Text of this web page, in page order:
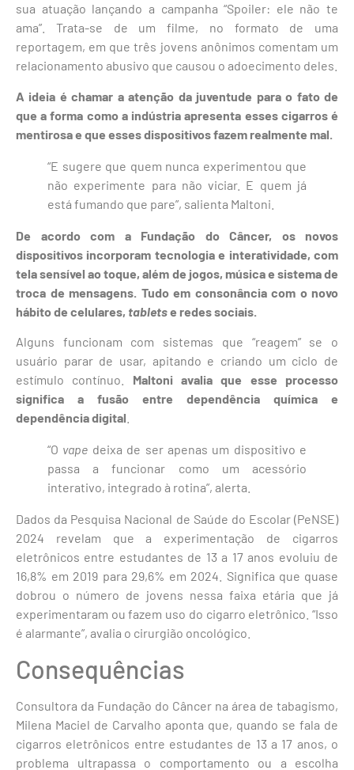
sua atuação lançando a campanha “Spoiler: ele não te
ama”. Trata-se de um filme, no formato de uma
reportagem, em que três jovens anônimos comentam um
relacionamento abusivo que causou o adoecimento deles.
A ideia é chamar a atenção da juventude para o fato de
que a forma como a indústria apresenta esses cigarros é
mentirosa e que esses dispositivos fazem realmente mal.
“E sugere que quem nunca experimentou que
não experimente para não viciar. E quem já
está fumando que pare”, salienta Maltoni.
De acordo com a Fundação do Câncer, os novos
dispositivos incorporam tecnologia e interatividade, com
tela sensível ao toque, além de jogos, música e sistema de
troca de mensagens. Tudo em consonância com o novo
hábito de celulares, tabletse redes sociais.
Alguns funcionam com sistemas que “reagem” se o
usuário parar de usar, apitando e criando um ciclo de
estímulo contínuo. Maltoni avalia que esse processo
significa a fusão entre dependência química e
dependência digital
“O vape deixa de ser apenas um dispositivo e
passa a funcionar como um acessório
interativo, integrado à rotina”, alerta.
Dados da Pesquisa Nacional de Saúde do Escolar (PeNSE)
2024 revelam que a experimentação de cigarros
eletrônicos entre estudantes de 13 a 17 anos evoluiu de
16,8% em 2019 para 29,6% em 2024. Significa que quase
dobrou o número de jovens nessa faixa etária que já
experimentaram ou fazem uso do cigarro eletrônico. “Isso
é alarmante”, avalia o cirurgião oncológico.
Consequências
Consultora da Fundação do Câncer na área de tabagismo,
Milena Maciel de Carvalho aponta que, quando se fala de
cigarros eletrônicos entre estudantes de 13 a 17 anos, o
problema ultrapassa o comportamento ou a escolha